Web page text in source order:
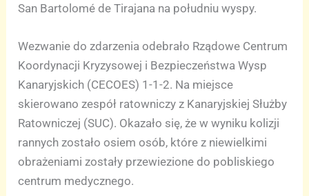
San Bartolomé de Tirajana na południu wyspy.
Wezwanie do zdarzenia odebrało Rządowe Centrum
Koordynacji Kryzysowej i Bezpieczeństwa Wysp
Kanaryjskich (CECOES) 1-1-2. Na miejsce
skierowano zespół ratowniczy z Kanaryjskiej Służby
Ratowniczej (SUC). Okazało się, że w wyniku kolizji
rannych zostało osiem osób, które z niewielkimi
obrażeniami zostały przewiezione do pobliskiego
centrum medycznego.